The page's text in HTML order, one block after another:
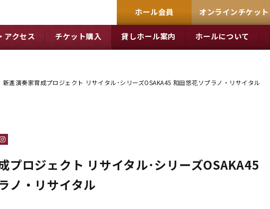
ホール会員 オンラインチケット
アクセス チケット購入 貸しホール案内 ホールについて
新進演奏家育成プロジェクト リサイタル･シリーズOSAKA45 和田悠花ソプラノ・リサイタル
プロジェクト リサイタル･シリーズOSAKA45
ノ・リサイタル